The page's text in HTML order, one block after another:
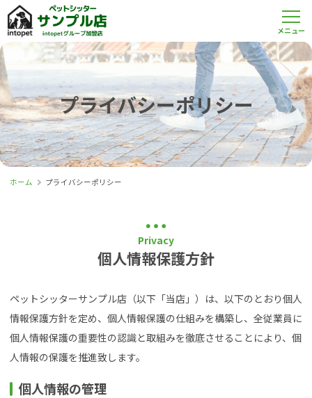
プライバシーポリシー
ホーム プライバシーポリシー
Privacy
個人情報保護方針
ペットシッターサンプル店（以下「当店」）は、以下のとおり個人
情報保護方針を定め、個人情報保護の仕組みを構築し、全従業員に
個人情報保護の重要性の認識と取組みを徹底させることにより、個
人情報の保護を推進致します。
個人情報の管理